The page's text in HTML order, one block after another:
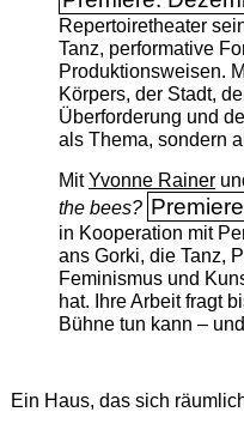
Repertoiretheater
Tanz, performative
Produktionsweisen.
Körpers, der Stadt,
Überforderung und
als Thema, sondern
MitYvonne Rainer
the bees?
in Kooperation mit
ans Gorki, die Tanz,
Feminismus und
hat. Ihre Arbeit fragt
Bühne tun kann –
Ein Haus, das sich